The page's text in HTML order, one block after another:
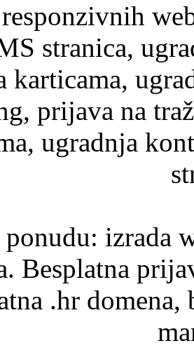
stranica,
karticama,
prijava na
ugradnja
izrada
Besplatna
.hr domena,